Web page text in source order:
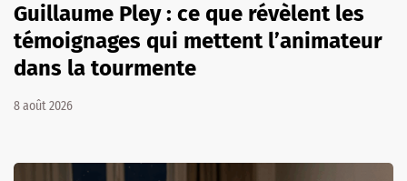
Guillaume Pley : ce que révèlent les
témoignages qui mettent l’animateur
dans la tourmente
8 août 2026